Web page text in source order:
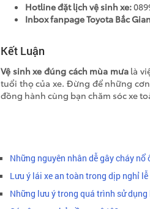
Hotline đặt lịch vệ sinh xe:
Inbox fanpage Toyota Bắc
Kết Luận
Vệ sinh xe đúng cách mùa mưalà
tuổi thọ của xe. Đừng để những
đồng hành cùng bạn chăm sóc xe
Những nguyên nhân dễ gây cháy nổ
Lưu ý lái xe an toàn trong dịp nghỉ
Những lưu ý trong quá trình sử dụng